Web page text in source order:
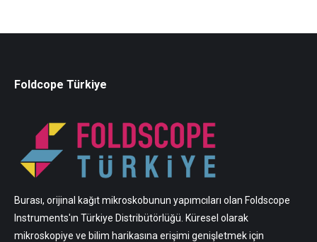
Foldcope Türkiye
Burası, orijinal kağıt mikroskobunun yapımcıları olan Foldscope
Instruments'ın Türkiye Distribütörlüğü. Küresel olarak
mikroskopiye ve bilim harikasına erişimi genişletmek için